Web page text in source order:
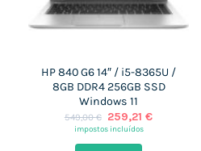
HP 840 G6 14″ / i5-8365U /
8GB DDR4 256GB SSD
Windows 11
549,00€ O
preço
259,21€O
impostos incluídos